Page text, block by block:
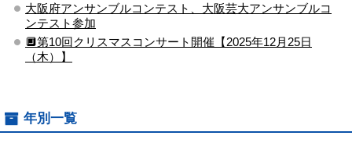
大阪府アンサンブルコンテスト、大阪芸大アンサンブルコ
ンテスト参加
🔲第10回クリスマスコンサート開催【2025年12月25日
（木）】
年別一覧